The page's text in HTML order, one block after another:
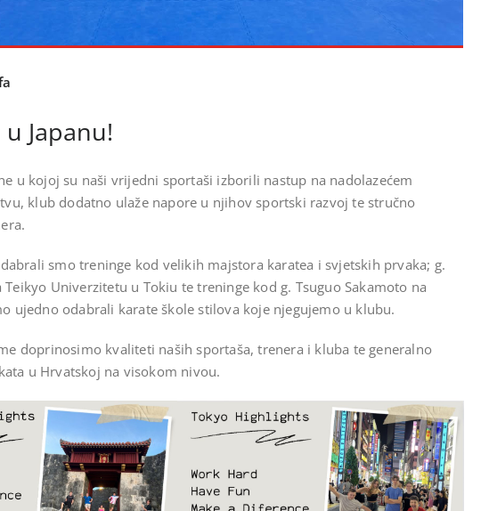
Japanu!
u kojoj su naši vrijedni sportaši izborili nastup na nadolazećem
klub dodatno ulaže napore u njihov sportski razvoj te stručno
smo treninge kod velikih majstora karatea i svjetskih prvaka; g.
Teikyo Univerzitetu u Tokiu te treninge kod g. Tsuguo Sakamoto na
ujedno odabrali karate škole stilova koje njegujemo u klubu.
doprinosimo kvaliteti naših sportaša, trenera i kluba te generalno
u Hrvatskoj na visokom nivou.